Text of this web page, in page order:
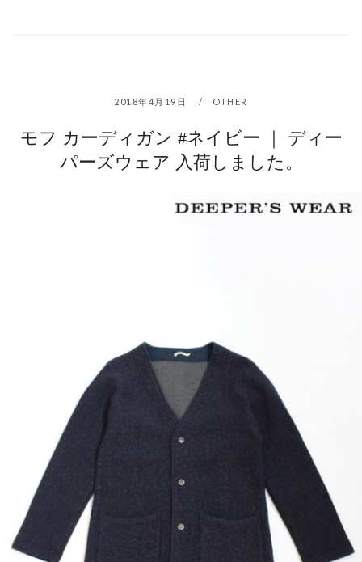
2018年4月19日 OTHER
モフ カーディガン #ネイビー ｜ ディー
パーズウェア 入荷しました。